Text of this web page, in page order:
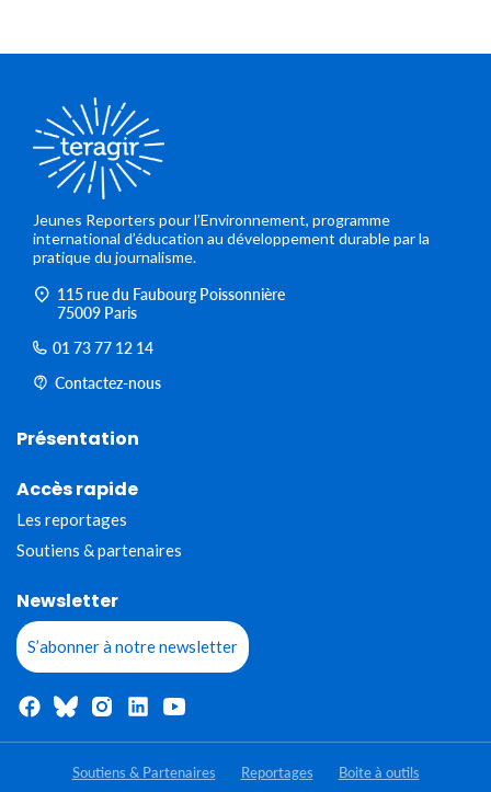
Jeunes Reporters pour l’Environnement, programme
international d’éducation au développement durable par la
pratique du journalisme.
115 rue du Faubourg Poissonnière
75009 Paris
01 73 77 12 14
Contactez-nous
Présentation
Accès rapide
Les reportages
Soutiens & partenaires
Newsletter
S’abonner à notre newsletter
Soutiens & Partenaires Reportages
Boite à outils